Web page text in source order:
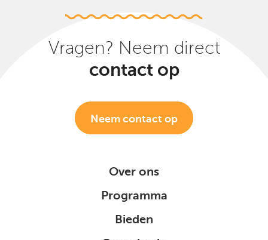
Vragen? Neem direct
contact op
Neem contact op
Over ons
Programma
Bieden